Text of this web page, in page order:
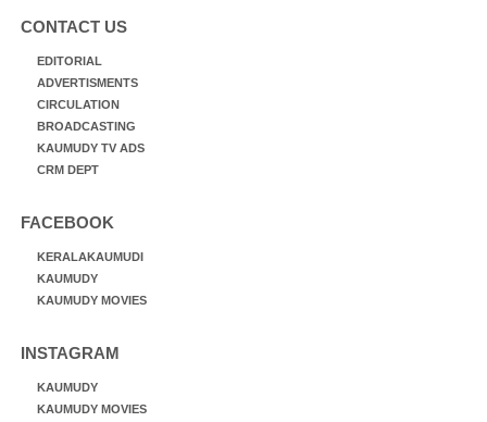
CONTACT US
EDITORIAL
ADVERTISMENTS
CIRCULATION
BROADCASTING
KAUMUDY TV ADS
CRM DEPT
FACEBOOK
KERALAKAUMUDI
KAUMUDY
KAUMUDY MOVIES
INSTAGRAM
KAUMUDY
KAUMUDY MOVIES